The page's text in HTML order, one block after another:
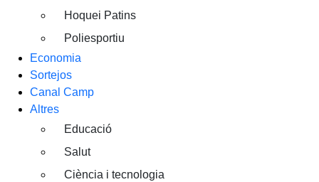
Hoquei Patins
Poliesportiu
Economia
Sortejos
Canal Camp
Altres
Educació
Salut
Ciència i tecnologia